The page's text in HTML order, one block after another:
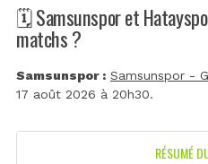
🗓️ Samsunspor et
matchs ?
Samsunspor : Samsunspor -
17 août 2026 à 20h30.
RÉSUMÉ